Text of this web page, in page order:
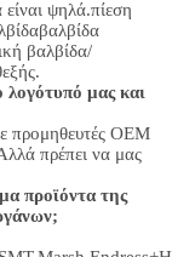
ψηλά.πίεση
βαλβίδα
βαλβίδα/
μας και
προμηθευτές OEM
πρέπει να μας
προϊόντα της